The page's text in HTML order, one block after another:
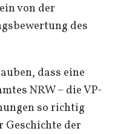
von der
des
dass eine
NRW – die VP-
so richtig
Geschichte der